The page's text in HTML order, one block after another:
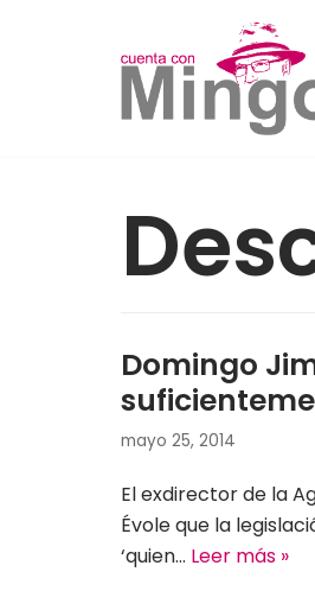
Domingo
mayo 25, 2014
El exdirector de la
Évole que la
‘quien… Leer más »